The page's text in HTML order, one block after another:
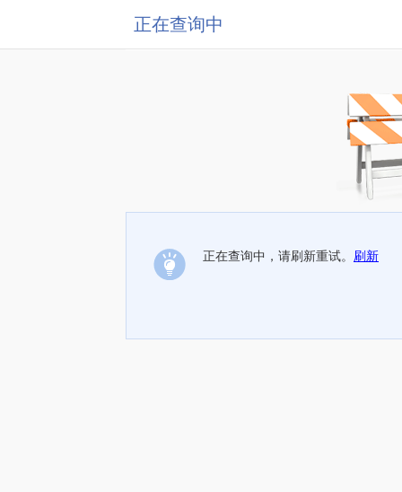
正在查询中
正在查询中，请刷新重试。 刷新